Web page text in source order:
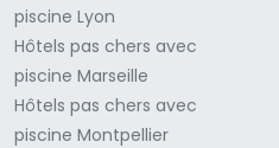
piscine Lyon
Hôtels pas chers avec
piscine Marseille
Hôtels pas chers avec
piscine Montpellier